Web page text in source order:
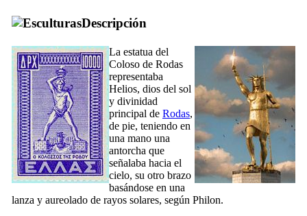
Descripción
La estatua del
Coloso de Rodas
representaba
Helios, dios del sol
y divinidad
principal de Rodas,
de pie, teniendo en
una mano una
antorcha que
señalaba hacia el
cielo, su otro brazo
basándose en una
lanza y aureolado de rayos solares, según Philon.